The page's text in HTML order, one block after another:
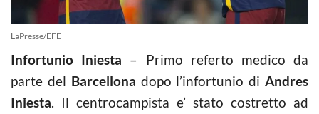
LaPresse/EFE
Infortunio Iniesta – Primo referto medico da
parte del Barcellona dopo l’infortunio diAndres
Iniesta. Il centrocampista e’ stato costretto ad